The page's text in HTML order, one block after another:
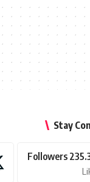
Stay
Followers